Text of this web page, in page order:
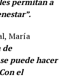
María
de
puede hacer
el